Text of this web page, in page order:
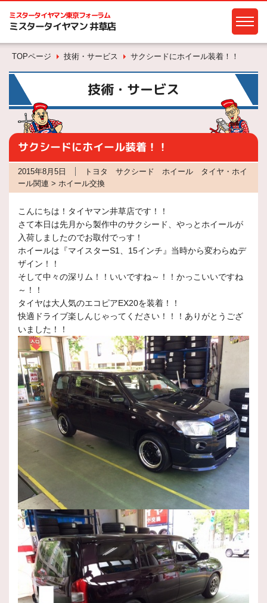
ミスタータイヤマン東京フォーラム
ミスタータイヤマン 井草店
TOPページ 技術・サービス サクシードにホイール装着！！
技術・サービス
サクシードにホイール装着！！
2015年8月5日
トヨタ サクシード ホイール タイヤ・ホイ
ール関連 > ホイール交換
こんにちは！タイヤマン井草店です！！
さて本日は先月から製作中のサクシード、やっとホイールが
入荷しましたのでお取付でっす！
ホイールは『マイスターS1、15インチ』当時から変わらぬデ
ザイン！！
そして中々の深リム！！いいですね～！！かっこいいですね
～！！
タイヤは大人気のエコピアEX20を装着！！
快適ドライブ楽しんじゃってください！！！ありがとうござ
いました！！